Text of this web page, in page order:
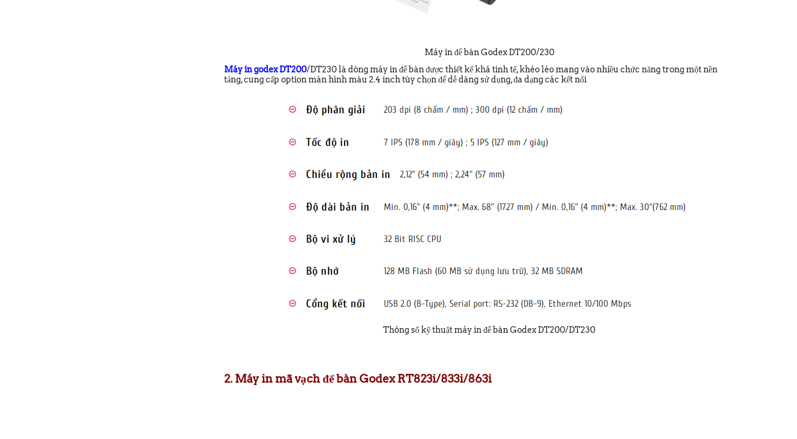
Máy in để bàn Godex DT200/230
Máy in godex DT200/DT230 là dòng máy in để bàn được thiết kế khá tinh tế, khéo léo mang vào nhiều chức năng trong một nền
tảng, cung cấp option màn hình màu 2.4 inch tùy chọn để dễ dàng sử dụng, đa dạng các kết nối
Thông số kỹ thuật máy in để bàn Godex DT200/DT230
2. Máy in mã vạch để bàn Godex RT823i/833i/863i